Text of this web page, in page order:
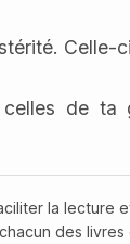
Celle-
de ta
la lecture
des livres